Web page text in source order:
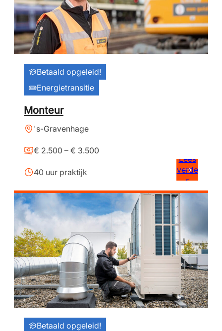
Betaald opgeleid!
Energietransitie
Monteur
's-Gravenhage
€ 2.500 – € 3.500
40 uur praktijk
Lees
verde
r
Betaald opgeleid!